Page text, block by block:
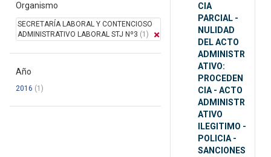
Organismo
SECRETARÍA LABORAL Y CONTENCIOSO
ADMINISTRATIVO LABORAL STJ Nº3 (1)
Año
2016 (1)
CIA
PARCIAL -
NULIDAD
DEL ACTO
ADMINISTR
ATIVO:
PROCEDEN
CIA - ACTO
ADMINISTR
ATIVO
ILEGITIMO -
POLICIA -
SANCIONES